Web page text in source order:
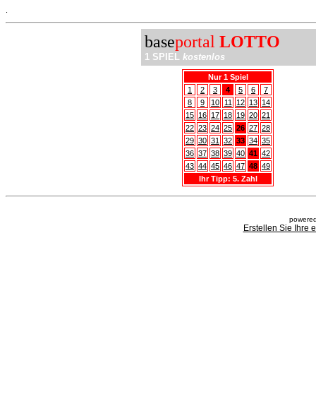
baseportal LOTTO
1 SPIEL kostenlos
Nur 1 Spiel
1
2 3 4 5 6
7
8
9 10 11 12 13 14
15 16 17 18 19 20 21
22 23 24 25 26 27 28
29 30 31 32 33 34 35
36 37 38 39 40 41 42
43 44 45 46 47 48 49
Ihr Tipp: 5. Zahl
Erstellen Sie Ihre